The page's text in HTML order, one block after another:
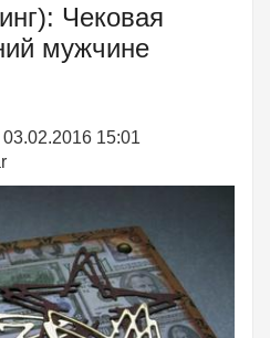
Чековая
мужчине
15:01